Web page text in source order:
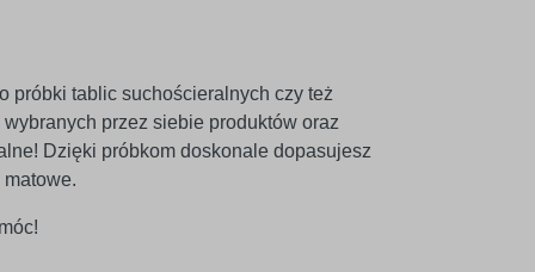
próbki tablic suchościeralnych czy też
przez siebie produktów oraz
Dzięki próbkom doskonale dopasujesz